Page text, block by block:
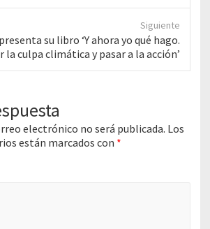
Siguiente
su libro ‘Y ahora yo qué hago.
la culpa climática y pasar a la acción’
electrónico no será publicada. Los
están marcados con *